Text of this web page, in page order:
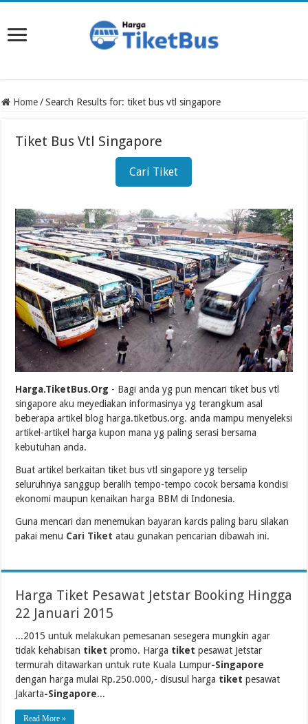
Home / Search Results for: tiket bus vtl singapore
Tiket Bus Vtl Singapore
Cari Tiket
Harga.TiketBus.Org - Bagi anda yg pun mencari tiket bus vtl
singapore aku meyediakan informasinya yg terangkum asal
beberapa artikel blog harga.tiketbus.org. anda mampu menyeleksi
artikel-artikel harga kupon mana yg paling serasi bersama
kebutuhan anda.
Buat artikel berkaitan tiket bus vtl singapore yg terselip
seluruhnya sanggup beralih tempo-tempo cocok bersama kondisi
ekonomi maupun kenaikan harga BBM di Indonesia.
Guna mencari dan menemukan bayaran karcis paling baru silakan
pakai menu Cari Tiket atau gunakan pencarian dibawah ini.
Harga Tiket Pesawat Jetstar Booking Hingga
22 Januari 2015
...2015 untuk melakukan pemesanan sesegera mungkin agar
tidak kehabisan tiket promo. Harga tiket pesawat Jetstar
termurah ditawarkan untuk rute Kuala Lumpur-Singapore
dengan harga mulai Rp.250.000,- disusul harga tiket pesawat
Jakarta-Singapore...
Read More »